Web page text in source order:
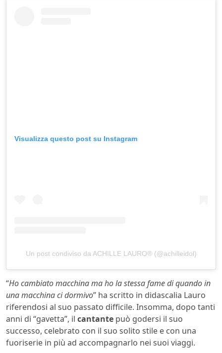
Visualizza questo post su Instagram
Un post condiviso da ACHILLE LAURO® (@achilleidol)
“Ho cambiato macchina ma ho la stessa fame di quando in
una macchina ci dormivo” ha scritto in didascalia Lauro
riferendosi al suo passato difficile. Insomma, dopo tanti
anni di “gavetta”, il cantante può godersi il suo
successo, celebrato con il suo solito stile e con una
fuoriserie in più ad accompagnarlo nei suoi viaggi.